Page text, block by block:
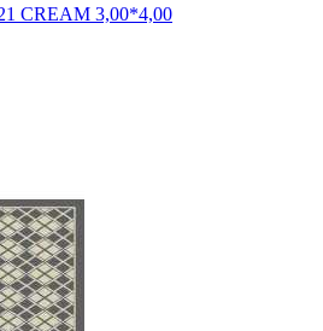
CREAM 3,00*4,00